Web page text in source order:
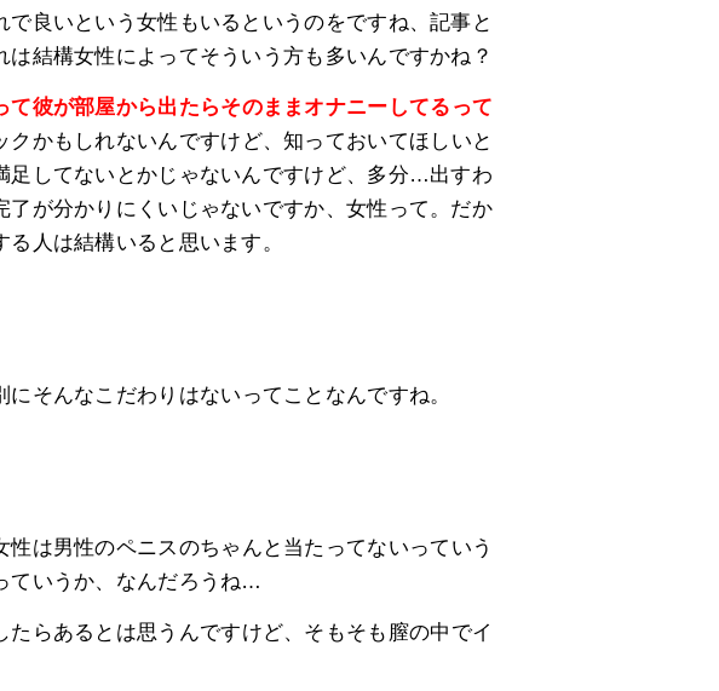
で良いという女性もいるというのをですね、記事と
結構女性によってそういう方も多いんですかね？
て彼が部屋から出たらそのままオナニーしてるって
クかもしれないんですけど、知っておいてほしいと
足してないとかじゃないんですけど、多分…出すわ
了が分かりにくいじゃないですか、女性って。だか
人は結構いると思います。
にそんなこだわりはないってことなんですね。
性は男性のペニスのちゃんと当たってないっていう
ていうか、なんだろうね…
たらあるとは思うんですけど、そもそも膣の中でイ